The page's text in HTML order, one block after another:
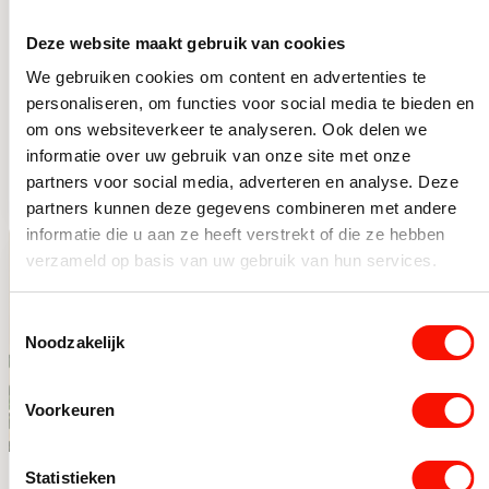
Deze website maakt gebruik van cookies
We gebruiken cookies om content en advertenties te
personaliseren, om functies voor social media te bieden en
om ons websiteverkeer te analyseren. Ook delen we
informatie over uw gebruik van onze site met onze
partners voor social media, adverteren en analyse. Deze
partners kunnen deze gegevens combineren met andere
informatie die u aan ze heeft verstrekt of die ze hebben
verzameld op basis van uw gebruik van hun services.
Noodzakelijk
Voorkeuren
Statistieken
landelijke
wandlamp met
gaas
Op voorraad
59,95
Industrieel landelijke wandlamp met gaas aantal
wandlamp brons
met LED
Beperkt op voorraad
179,95
Klassieke schilderij
Kleine plafondlamp
LED Wandlamp